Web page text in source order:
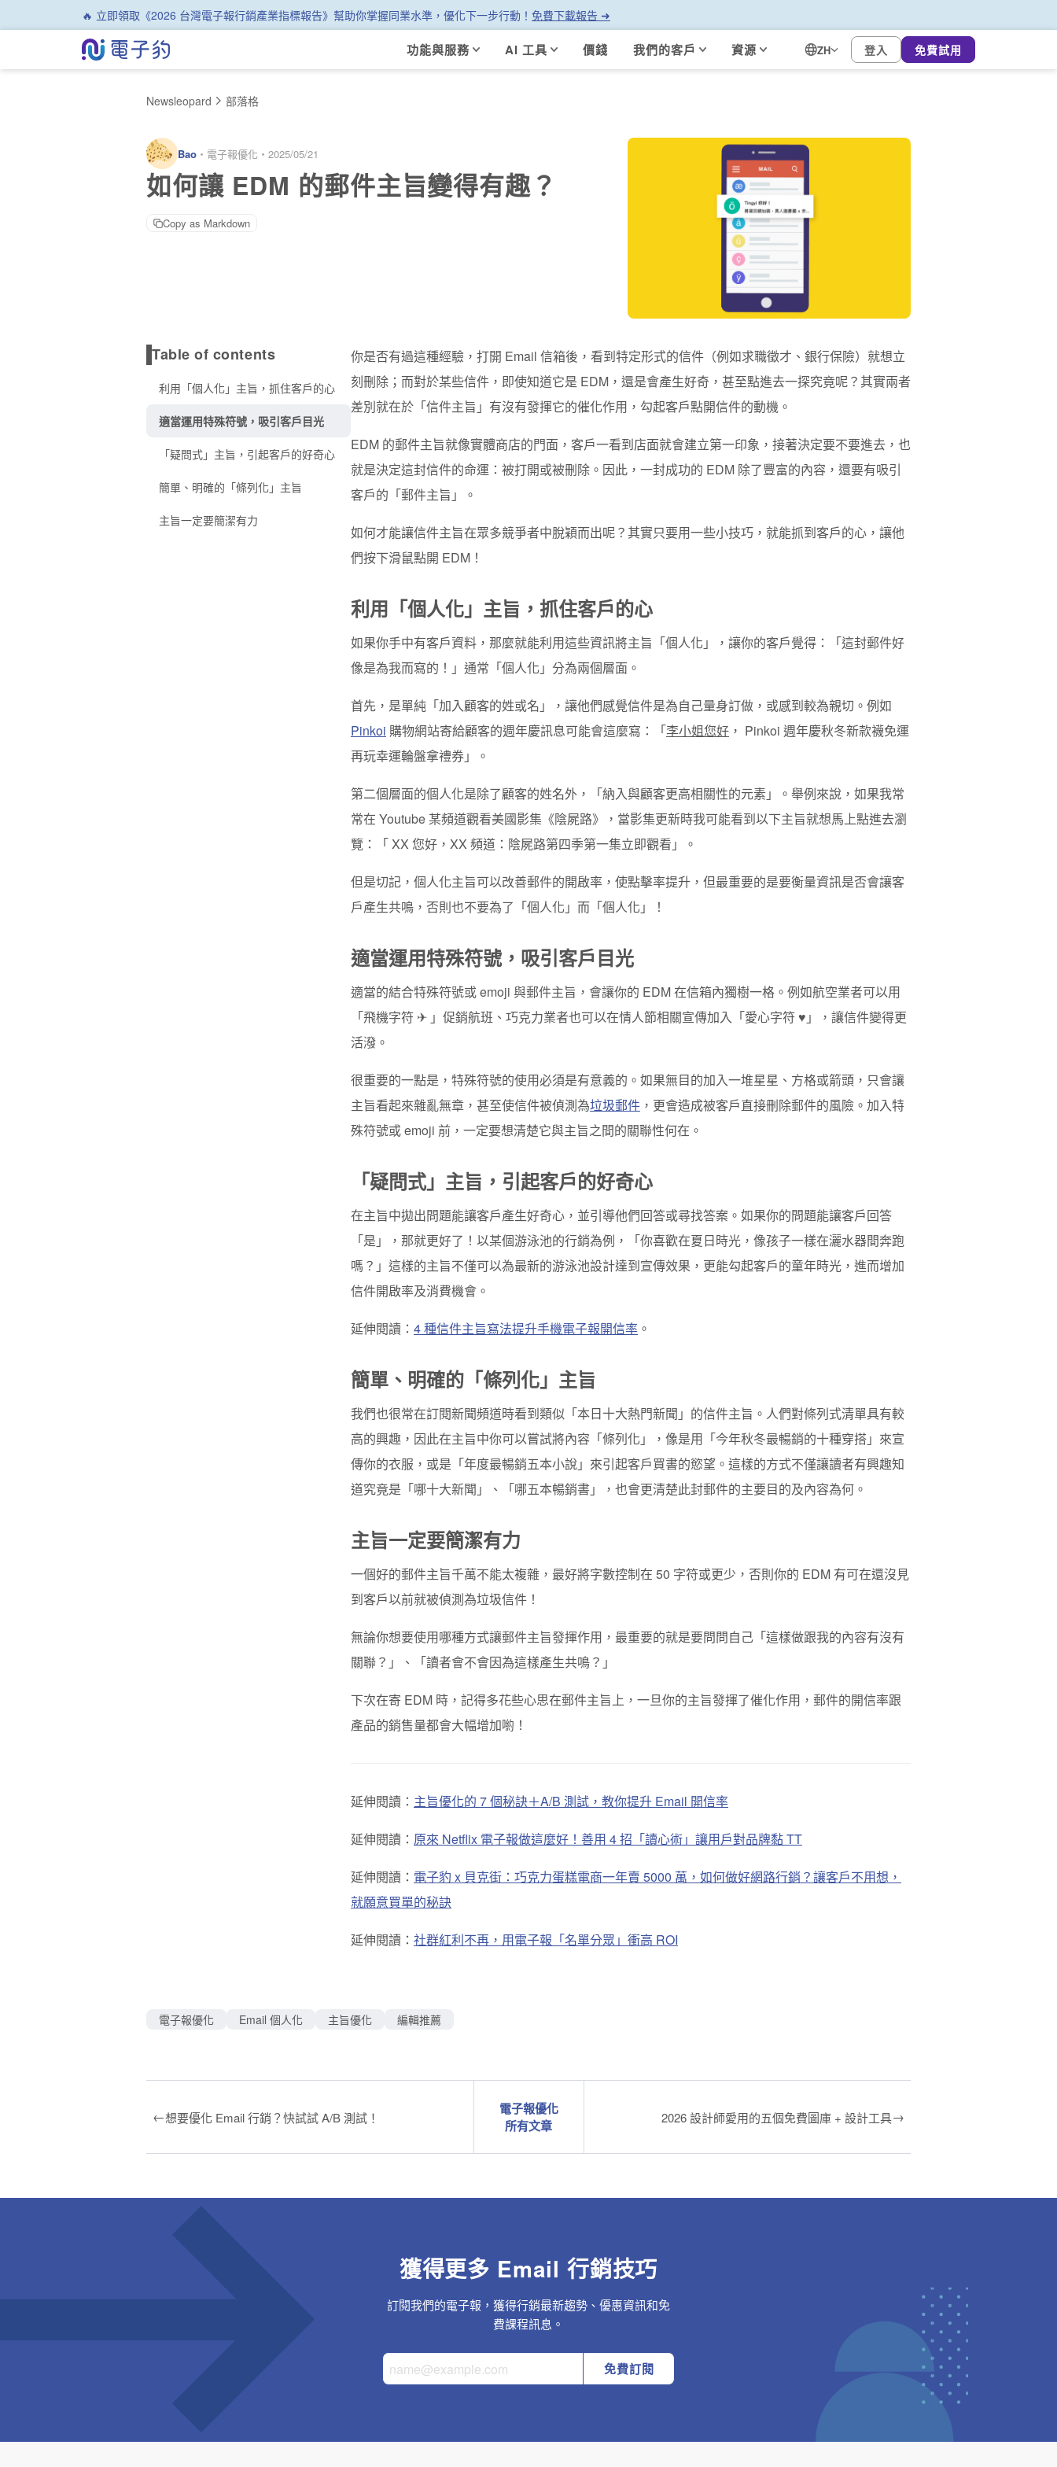
🔥 立即領取《2026 台灣電子報行銷產業指標報告》幫助你掌握同業水準，優化下一步行動！ 免費下載報告 ➜
功能與服務 AI 工具 價錢 我們的客戶 資源 ZH 登入 免費試用
Newsleopard 部落格
Bao ・ 電子報優化 ・ 2025/05/21
如何讓 EDM 的郵件主旨變得有趣？
Copy as Markdown
Table of contents
利用「個人化」主旨，抓住客戶的心
適當運用特殊符號，吸引客戶目光
「疑問式」主旨，引起客戶的好奇心
簡單、明確的「條列化」主旨
主旨一定要簡潔有力
你是否有過這種經驗，打開 Email 信箱後，看到特定形式的信件（例如求職徵才、銀行保險）就想立
刻刪除；而對於某些信件，即使知道它是 EDM，還是會產生好奇，甚至點進去一探究竟呢？其實兩者
差別就在於「信件主旨」有沒有發揮它的催化作用，勾起客戶點開信件的動機。
EDM 的郵件主旨就像實體商店的門面，客戶一看到店面就會建立第一印象，接著決定要不要進去，也
就是決定這封信件的命運：被打開或被刪除。因此，一封成功的 EDM 除了豐富的內容，還要有吸引
客戶的「郵件主旨」。
如何才能讓信件主旨在眾多競爭者中脫穎而出呢？其實只要用一些小技巧，就能抓到客戶的心，讓他
們按下滑鼠點開 EDM！
利用「個人化」主旨，抓住客戶的心
如果你手中有客戶資料，那麼就能利用這些資訊將主旨「個人化」，讓你的客戶覺得：「這封郵件好
像是為我而寫的！」通常「個人化」分為兩個層面。
首先，是單純 「加入顧客的姓或名」
，讓他們感覺信件是為自己量身訂做，或感到較為親切。例如
Pinkoi 購物網站寄給顧客的週年慶訊息可能會這麼寫：「李小姐您好 ， Pinkoi 週年慶秋冬新款襪免運
再玩幸運輪盤拿禮券」。
第二個層面的個人化是除了顧客的姓名外， 「納入與顧客更高相關性的元素」
。舉例來說，如果我常
常在 Youtube 某頻道觀看美國影集《陰屍路》，當影集更新時我可能看到以下主旨就想馬上點進去瀏
覽：「 XX 您好，XX 頻道：陰屍路第四季第一集立即觀看」。
但是切記，個人化主旨可以改善郵件的開啟率，使點擊率提升，但最重要的是要衡量資訊是否會讓客
戶產生共鳴，否則也不要為了「個人化」而「個人化」！
適當運用特殊符號，吸引客戶目光
適當的結合特殊符號或 emoji 與郵件主旨，會讓你的 EDM 在信箱內獨樹一格。例如航空業者可以用
「飛機字符 ✈ 」 促銷航班、巧克力業者也可以在情人節相關宣傳加入 「愛心字符 ♥」
，讓信件變得更
活潑。
很重要的一點是，特殊符號的使用必須是有意義的。如果無目的加入一堆星星、方格或箭頭，只會讓
主旨看起來雜亂無章，甚至使信件被偵測為垃圾郵件 ，更會造成被客戶直接刪除郵件的風險。加入特
殊符號或 emoji 前，一定要想清楚它與主旨之間的關聯性何在。
「疑問式」主旨，引起客戶的好奇心
在主旨中拋出問題能讓客戶產生好奇心，並引導他們回答或尋找答案。如果你的問題能讓客戶回答
「是」，那就更好了！以某個游泳池的行銷為例，「你喜歡在夏日時光，像孩子一樣在灑水器間奔跑
嗎？」這樣的主旨不僅可以為最新的游泳池設計達到宣傳效果，更能勾起客戶的童年時光，進而增加
信件開啟率及消費機會。
延伸閱讀： 4 種信件主旨寫法提升手機電子報開信率 。
簡單、明確的「條列化」主旨
我們也很常在訂閱新聞頻道時看到類似「本日十大熱門新聞」的信件主旨。人們對條列式清單具有較
高的興趣，因此在主旨中你可以嘗試將內容「條列化」，像是用「今年秋冬最暢銷的十種穿搭」來宣
傳你的衣服，或是「年度最暢銷五本小說」來引起客戶買書的慾望。這樣的方式不僅讓讀者有興趣知
道究竟是「哪十大新聞」、「哪五本暢銷書」，也會更清楚此封郵件的主要目的及內容為何。
主旨一定要簡潔有力
一個好的郵件主旨千萬不能太複雜，最好將字數控制在 50 字符或更少，否則你的 EDM 有可在還沒見
到客戶以前就被偵測為垃圾信件！
無論你想要使用哪種方式讓郵件主旨發揮作用，最重要的就是要問問自己「這樣做跟我的內容有沒有
關聯？」、「讀者會不會因為這樣產生共鳴？」
下次在寄 EDM 時，記得多花些心思在郵件主旨上，一旦你的主旨發揮了催化作用，郵件的開信率跟
產品的銷售量都會大幅增加喲！
延伸閱讀： 主旨優化的 7 個秘訣＋A/B 測試，教你提升 Email 開信率
延伸閱讀： 原來 Netflix 電子報做這麼好！善用 4 招「讀心術」讓用戶對品牌黏 TT
延伸閱讀： 電子豹 x 貝克街：巧克力蛋糕電商一年賣 5000 萬，如何做好網路行銷？讓客戶不用想，
就願意買單的秘訣
延伸閱讀： 社群紅利不再，用電子報「名單分眾」衝高 ROI
電子報優化 Email 個人化 主旨優化 編輯推薦
←想要優化 Email 行銷？快試試 A/B 測試！
電子報優化
所有文章
2026 設計師愛用的五個免費圖庫 + 設計工具→
獲得更多 Email 行銷技巧
訂閱我們的電子報，獲得行銷最新趨勢、優惠資訊和免
費課程訊息。
免費訂閱